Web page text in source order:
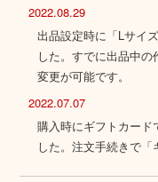
2022.08.29
出品設定時に「Lサイ
した。すでに出品中
変更が可能です。
2022.07.07
購入時にギフトカード
した。注文手続きで「